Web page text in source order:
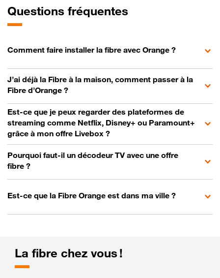
Questions fréquentes
Comment faire installer la fibre avec Orange ?
J’ai déjà la Fibre à la maison, comment passer à la
Fibre d’Orange ?
Est-ce que je peux regarder des plateformes de
streaming comme Netflix, Disney+ ou Paramount+
grâce à mon offre Livebox ?
Pourquoi faut-il un décodeur TV avec une offre
fibre ?
Est-ce que la Fibre Orange est dans ma ville ?
La fibre chez vous !